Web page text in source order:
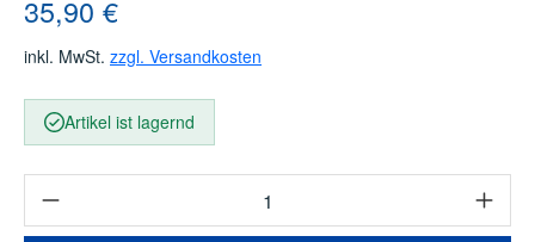
35,90 €
inkl. MwSt. zzgl. Versandkosten
Artikel ist lagernd
Produkt Anzahl: Gib den gewünschten